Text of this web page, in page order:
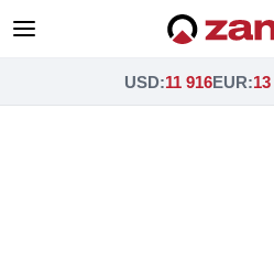
USD:11 916EUR: